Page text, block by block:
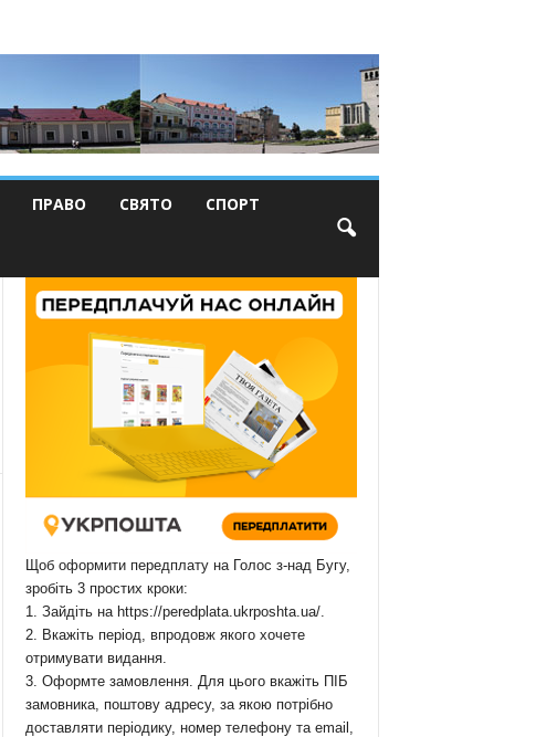
ПРАВО СВЯТО СПОРТ
Щоб оформити передплату на Голос з-над Бугу,
зробіть 3 простих кроки:
1. Зайдіть на https://peredplata.ukrposhta.ua/.
2. Вкажіть період, впродовж якого хочете
отримувати видання.
3. Оформте замовлення. Для цього вкажіть ПІБ
замовника, поштову адресу, за якою потрібно
доставляти періодику, номер телефону та email,